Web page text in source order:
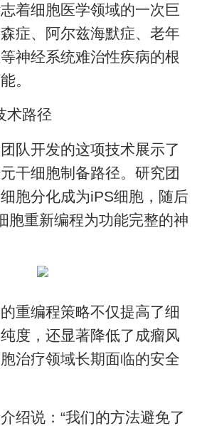
着细胞医学领域的一次巨
症、阿尔兹海默症、老年
神经系统难治性疾病的根
。
术路径
队开发的这项技术展示了
干细胞制备路径。研究团
胞分化成为iPS细胞，随后
胞重新编程为功能完整的神
重编程策略不仅提高了细
度，还显著降低了成瘤风
治疗领域长期面临的安全
绍说：“我们的方法避免了